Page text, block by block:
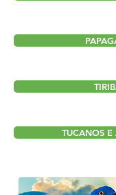
TUCANOS E